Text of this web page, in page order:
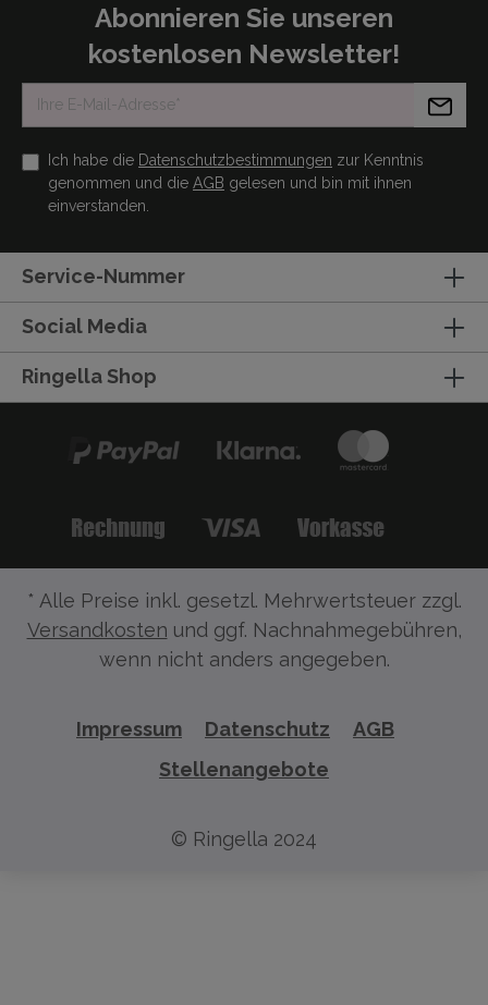
Abonnieren Sie unseren
kostenlosen Newsletter!
Ich habe die Datenschutzbestimmungen zur Kenntnis
genommen und die AGB gelesen und bin mit ihnen
einverstanden.
Service-Nummer
Social Media
Ringella Shop
* Alle Preise inkl. gesetzl. Mehrwertsteuer zzgl.
Versandkosten und ggf. Nachnahmegebühren,
wenn nicht anders angegeben.
Impressum Datenschutz
AGB
Stellenangebote
© Ringella 2024